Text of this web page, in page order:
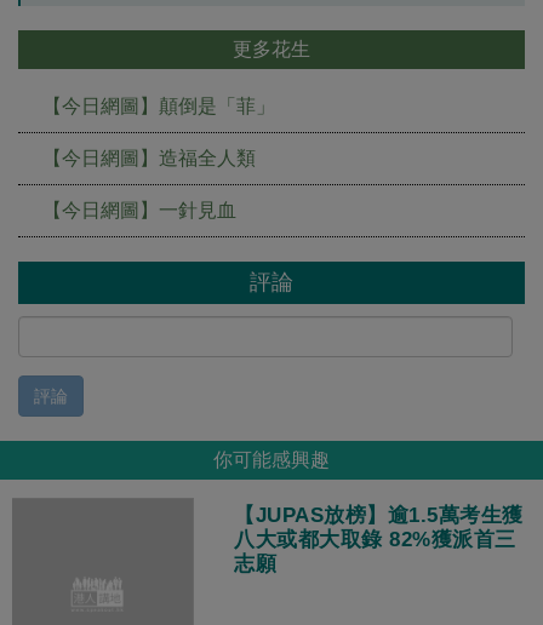
更多花生
【今日網圖】顛倒是「菲」
【今日網圖】造福全人類
【今日網圖】一針見血
評論
評論
你可能感興趣
【JUPAS放榜】逾1.5萬考生獲
八大或都大取錄 82%獲派首三
志願